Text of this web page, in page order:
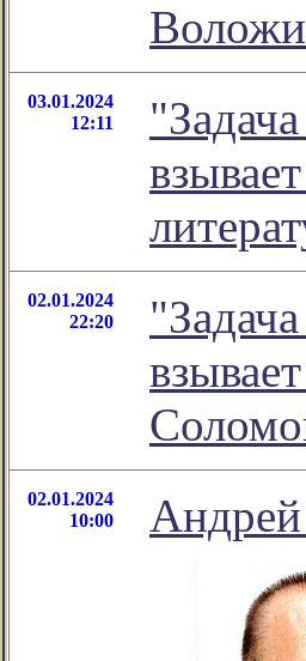
03.01.2024
12:11
02.01.2024
22:20
02.01.2024
10:00
Андрей